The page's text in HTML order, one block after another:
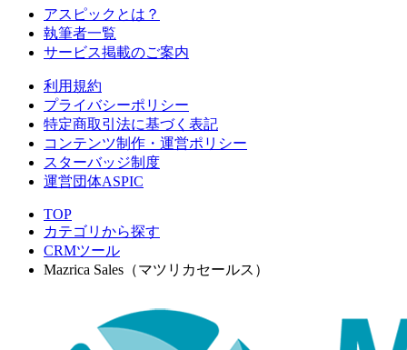
アスピックとは？
執筆者一覧
サービス掲載のご案内
利用規約
プライバシーポリシー
特定商取引法に基づく表記
コンテンツ制作・運営ポリシー
スターバッジ制度
運営団体ASPIC
TOP
カテゴリから探す
CRMツール
Mazrica Sales（マツリカセールス）